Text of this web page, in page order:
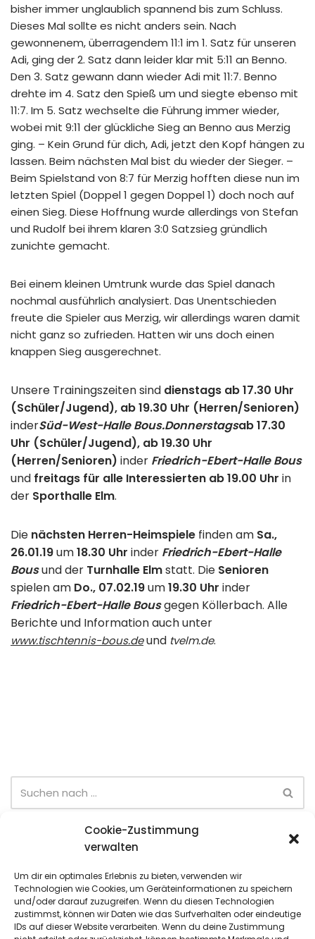
Cookie-Zustimmung
verwalten
Um dir ein optimales Erlebnis zu bieten, verwenden wir
Technologien wie Cookies, um Geräteinformationen zu speichern
und/oder darauf zuzugreifen. Wenn du diesen Technologien
zustimmst, können wir Daten wie das Surfverhalten oder eindeutige
IDs auf dieser Website verarbeiten. Wenn du deine Zustimmung
bisher immer unglaublich spannend bis zum Schluss.
Dieses Mal sollte es nicht anders sein. Nach
gewonnenem, überragendem 11:1 im 1. Satz für unseren
Adi, ging der 2. Satz dann leider klar mit 5:11 an Benno.
Den 3. Satz gewann dann wieder Adi mit 11:7. Benno
drehte im 4. Satz den Spieß um und siegte ebenso mit
11:7. Im 5. Satz wechselte die Führung immer wieder,
wobei mit 9:11 der glückliche Sieg an Benno aus Merzig
ging. – Kein Grund für dich, Adi, jetzt den Kopf hängen zu
lassen. Beim nächsten Mal bist du wieder der Sieger. –
Beim Spielstand von 8:7 für Merzig hofften diese nun im
letzten Spiel (Doppel 1 gegen Doppel 1) doch noch auf
einen Sieg. Diese Hoffnung wurde allerdings von Stefan
und Rudolf bei ihrem klaren 3:0 Satzsieg gründlich
zunichte gemacht.
Bei einem kleinen Umtrunk wurde das Spiel danach
nochmal ausführlich analysiert. Das Unentschieden
freute die Spieler aus Merzig, wir allerdings waren damit
nicht ganz so zufrieden. Hatten wir uns doch einen
knappen Sieg ausgerechnet.
Unsere Trainingszeiten sind dienstags ab 17.30 Uhr
(Schüler/Jugend), ab 19.30 Uhr (Herren/Senioren)
inderSüd-West-Halle Bous.Donnerstagsab 17.30
Uhr (Schüler/Jugend), ab 19.30 Uhr
(Herren/Senioren) inder Friedrich-Ebert-Halle Bous
und freitags für alle Interessierten ab 19.00 Uhr in
der Sporthalle Elm.
Die nächsten Herren-Heimspiele finden am Sa.,
26.01.19um18.30 Uhr inder Friedrich-Ebert-Halle
Bousund der Turnhalle Elmstatt. Die Senioren
spielen am Do., 07.02.19um19.30 Uhr inder
Friedrich-Ebert-Halle Bousgegen Köllerbach. Alle
Berichte und Information auch unter
www.tischtennis-bous.deund tvelm.de.
Neueste Beiträge
Eltern-Kind-Turnier (28.06)
Sommer-Team-Cup (6. Spieltag)
Sommer-Team-Cup (5. Spieltag)